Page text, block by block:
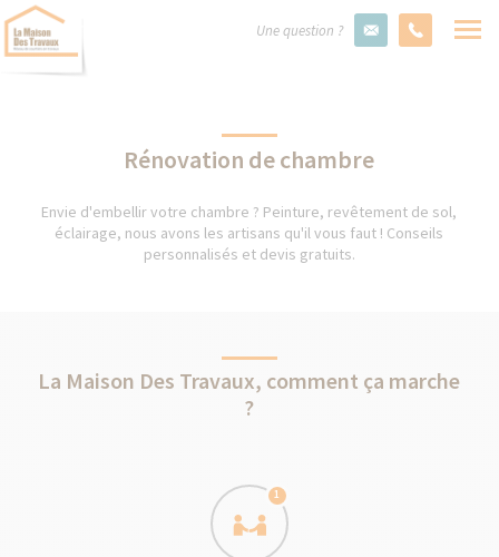
Une question ?
Rénovation de chambre
Envie d'embellir votre chambre ? Peinture, revêtement de sol,
éclairage, nous avons les artisans qu'il vous faut ! Conseils
personnalisés et devis gratuits.
La Maison Des Travaux, comment ça marche
?
1